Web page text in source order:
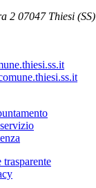
2 07047 Thiesi (SS)